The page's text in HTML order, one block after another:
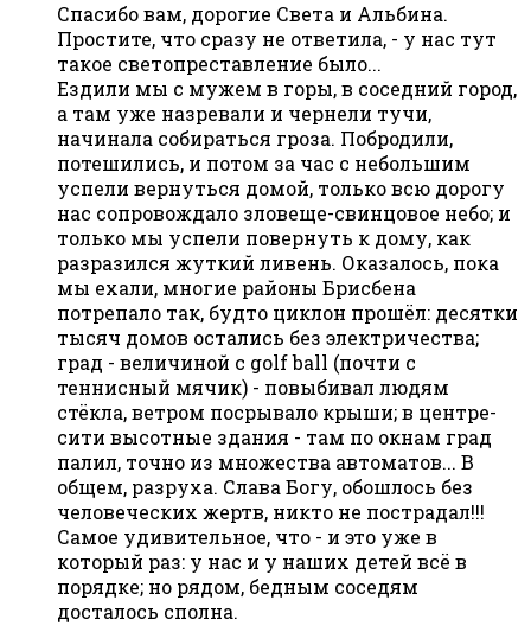
Спасибо вам, дорогие Света и Альбина.
Простите, что сразу не ответила, - у нас тут
такое светопреставление было...
Ездили мы с мужем в горы, в соседний город,
а там уже назревали и чернели тучи,
начинала собираться гроза. Побродили,
потешились, и потом за час с небольшим
успели вернуться домой, только всю дорогу
нас сопровождало зловеще-свинцовое небо; и
только мы успели повернуть к дому, как
разразился жуткий ливень. Оказалось, пока
мы ехали, многие районы Брисбена
потрепало так, будто циклон прошёл: десятки
тысяч домов остались без электричества;
град - величиной с golf ball (почти с
теннисный мячик) - повыбивал людям
стёкла, ветром посрывало крыши; в центре-
сити высотные здания - там по окнам град
палил, точно из множества автоматов... В
общем, разруха. Слава Богу, обошлось без
человеческих жертв, никто не пострадал!!!
Самое удивительное, что - и это уже в
который раз: у нас и у наших детей всё в
порядке; но рядом, бедным соседям
досталось сполна.